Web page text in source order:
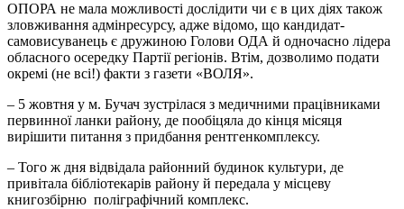
ОПОРА не мала можливості дослідити чи є в цих діях також
зловживання адмінресурсу, адже відомо, що кандидат-
самовисуванець є дружиною Голови ОДА й одночасно лідера
обласного осередку Партії регіонів. Втім, дозволимо подати
окремі (не всі!) факти з газети «ВОЛЯ».
– 5 жовтня у м. Бучач зустрілася з медичними працівниками
первинної ланки району, де пообіцяла до кінця місяця
вирішити питання з придбання рентгенкомплексу.
– Того ж дня відвідала районний будинок культури, де
привітала бібліотекарів району й передала у місцеву
книгозбірню поліграфічний комплекс.